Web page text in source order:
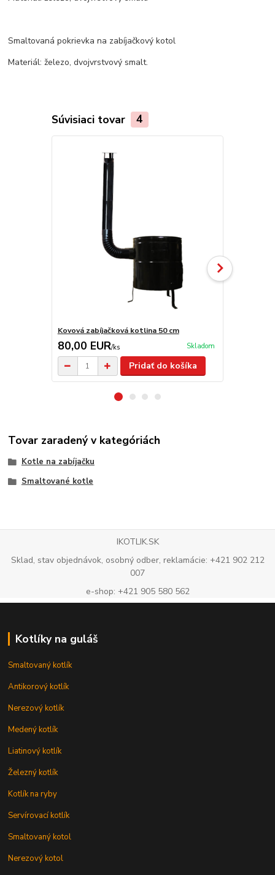
Smaltovaná pokrievka na zabíjačkový kotol
Materiál: železo, dvojvrstvový smalt.
Súvisiaci tovar 4
Kovová zabíjačková kotlina 50 cm
80,00 EUR/ks Skladom
Pridať do košíka
Tovar zaradený v kategóriách
Kotle na zabíjačku
Smaltované kotle
IKOTLIK.SK
Sklad, stav objednávok, osobný odber, reklamácie: +421 902 212
007
e-shop: +421 905 580 562
Kotlíky na guláš
Smaltovaný kotlík
Antikorový kotlík
Nerezový kotlík
Medený kotlík
Liatinový kotlík
Železný kotlík
Kotlík na ryby
Servírovací kotlík
Smaltovaný kotol
Nerezový kotol